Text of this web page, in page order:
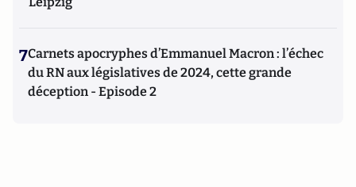
7Carnets apocryphes d’Emmanuel Macron : l’échec
du RN aux législatives de 2024, cette grande
déception - Episode 2